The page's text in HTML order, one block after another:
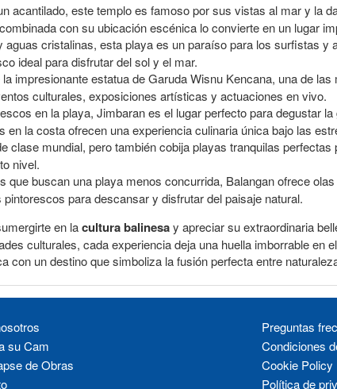
acantilado, este templo es famoso por sus vistas al mar y la
con su ubicación escénica lo convierte en un lugar
aguas cristalinas, esta playa es un paraíso para los surfistas y
ideal para disfrutar del sol y el mar.
impresionante estatua de Garuda Wisnu Kencana, una de
culturales, exposiciones artísticas y actuaciones en vivo.
en la playa, Jimbaran es el lugar perfecto para degustar
la costa ofrecen una experiencia culinaria única bajo las
clase mundial, pero también cobija playas tranquilas
nivel.
que buscan una playa menos concurrida, Balangan ofrece
para descansar y disfrutar del paisaje natural.
en lacultura balinesay apreciar su extraordinaria
culturales, cada experiencia deja una huella imborrable en
un destino que simboliza la fusión perfecta entre
su Cam
de Obras
Preguntas
Condiciones
Cookie Policy
Política de